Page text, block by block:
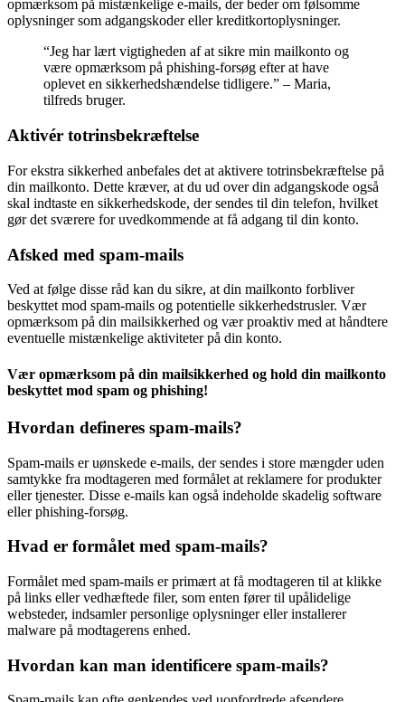
opmærksom på mistænkelige e-mails, der beder om følsomme
oplysninger som adgangskoder eller kreditkortoplysninger.
“Jeg har lært vigtigheden af at sikre min mailkonto og
være opmærksom på phishing-forsøg efter at have
oplevet en sikkerhedshændelse tidligere.” – Maria,
tilfreds bruger.
Aktivér totrinsbekræftelse
For ekstra sikkerhed anbefales det at aktivere totrinsbekræftelse på
din mailkonto. Dette kræver, at du ud over din adgangskode også
skal indtaste en sikkerhedskode, der sendes til din telefon, hvilket
gør det sværere for uvedkommende at få adgang til din konto.
Afsked med spam-mails
Ved at følge disse råd kan du sikre, at din mailkonto forbliver
beskyttet mod spam-mails og potentielle sikkerhedstrusler. Vær
opmærksom på din mailsikkerhed og vær proaktiv med at håndtere
eventuelle mistænkelige aktiviteter på din konto.
Vær opmærksom på din mailsikkerhed og hold din mailkonto
beskyttet mod spam og phishing!
Hvordan defineres spam-mails?
Spam-mails er uønskede e-mails, der sendes i store mængder uden
samtykke fra modtageren med formålet at reklamere for produkter
eller tjenester. Disse e-mails kan også indeholde skadelig software
eller phishing-forsøg.
Hvad er formålet med spam-mails?
Formålet med spam-mails er primært at få modtageren til at klikke
på links eller vedhæftede filer, som enten fører til upålidelige
websteder, indsamler personlige oplysninger eller installerer
malware på modtagerens enhed.
Hvordan kan man identificere spam-mails?